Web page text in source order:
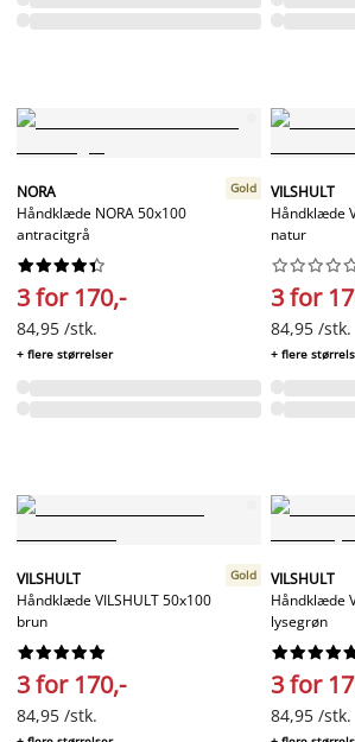
NORA
Håndklæde NORA 50x100
antracitgrå
Gold






3 for 170,-
84,95 /stk.
+ flere størrelser
VILSHULT
Håndklæde
natur





3 for
84,95 /stk.
+ flere
VILSHULT
Håndklæde VILSHULT 50x100
brun
Gold






3 for 170,-
84,95 /stk.
VILSHULT
Håndklæde
lysegrøn





3 for
84,95 /stk.